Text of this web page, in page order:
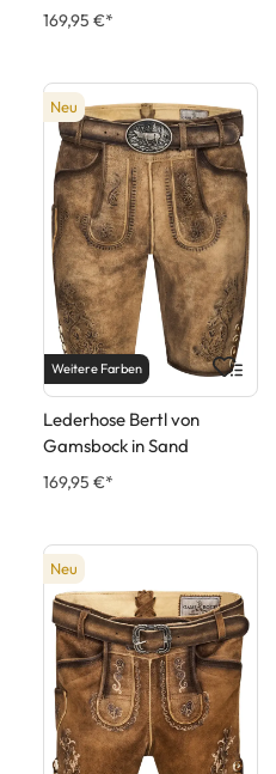
169,95 €*
Neu
Weitere Farben
Lederhose Bertl von
Gamsbock in Sand
169,95 €*
Neu